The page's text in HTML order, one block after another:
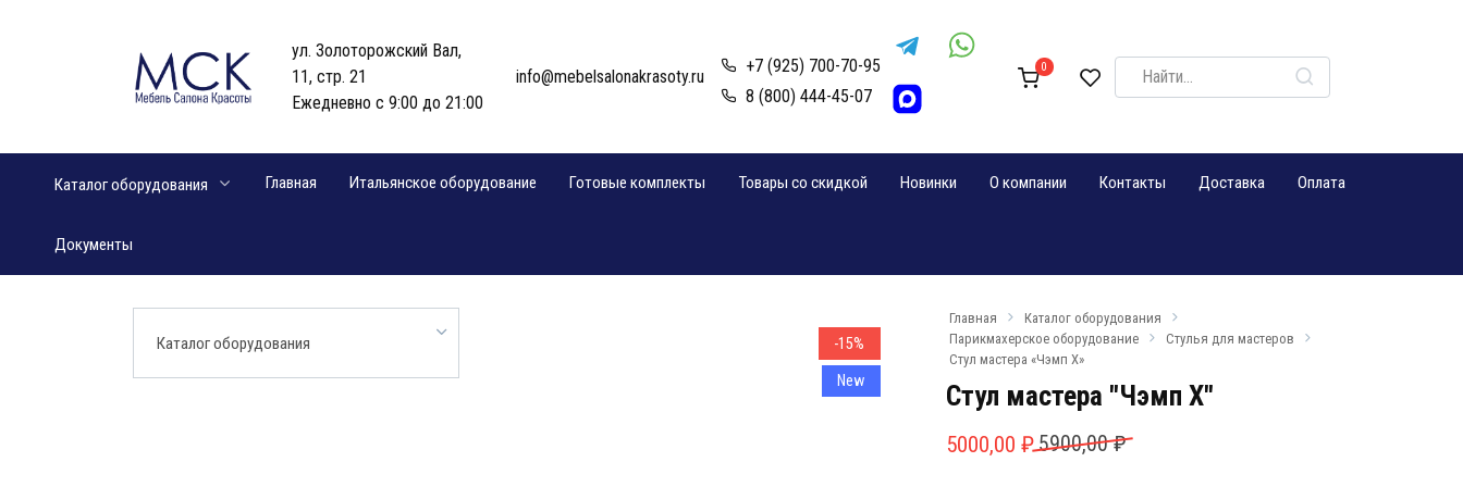
ул. Золоторожский Вал,
11, стр. 21
Ежедневно с 9:00 до 21:00
info@mebelsalonakrasoty.ru
+7 (925) 700-70-95
8 (800) 444-45-07
0
Search
for:
Каталог оборудования Главная Итальянское оборудование Готовые комплекты Товары со скидкой Новинки О компании Контакты Доставка Оплата
Документы
-15%
New
Главная
Каталог оборудования
Парикмахерское оборудование
Стулья для мастеров
Стул мастера «Чэмп Х»
Стул мастера "Чэмп Х"
5900,00₽
Первоначальная
5000,00 ₽
Текущая
Каталог оборудования